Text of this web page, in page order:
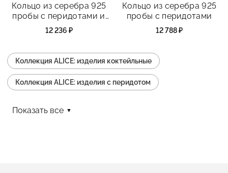
Кольцо из серебра 925
пробы с перидотами и
раухтопазами
12 236 ₽
Кольцо из серебра 925
пробы с перидотами
12 788 ₽
Коллекция ALICE: изделия коктейльные
Коллекция ALICE: изделия с перидотом
Показать все